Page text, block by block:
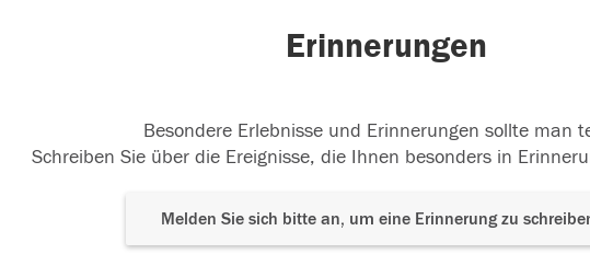
Erinnerungen
Besondere Erlebnisse und Erinnerungen sollte man
Schreiben Sie über die Ereignisse, die Ihnen besonders in
Melden Sie sich bitte an, um eine Erinnerung zu